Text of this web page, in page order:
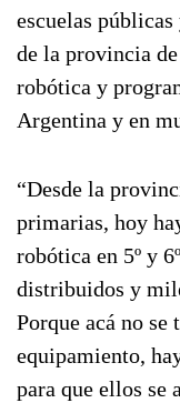
escuelas
de la provincia
robótica y
Argentina y en
“Desde la
primarias, hoy
robótica en 5º y
distribuidos y
Porque acá no se
equipamiento,
para que ellos se